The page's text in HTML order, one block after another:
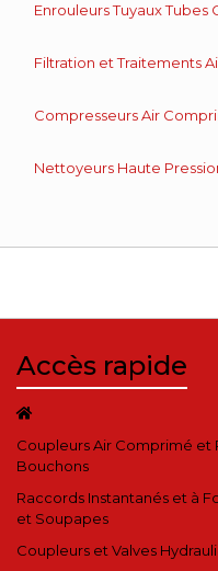
Enrouleurs Tuyaux Tubes
Filtration et Traitements
Compresseurs Air
Nettoyeurs Haute
Accès rapide
Coupleurs Air Comprimé
Bouchons
Raccords Instantanés et à
et Soupapes
Coupleurs et Valves